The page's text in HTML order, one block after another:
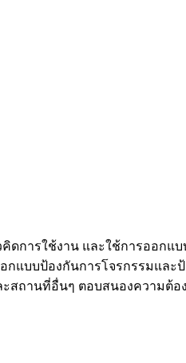
การใช้งาน และใช้การออกแ
แบบป้องกันการโจรกรรมแล
สถานที่อื่นๆ ตอบสนองความต้